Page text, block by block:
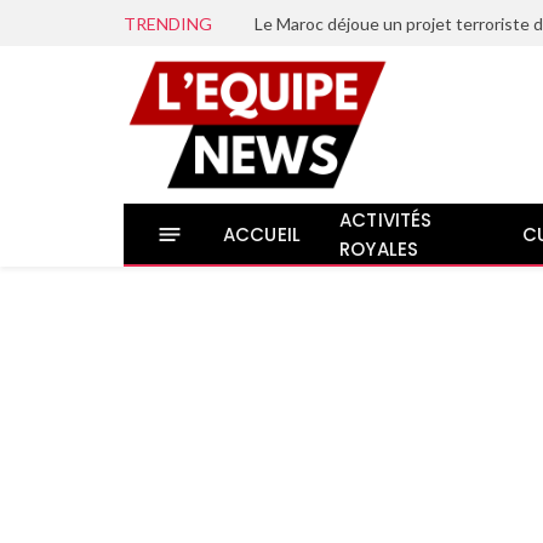
TRENDING
ACCUEIL
ACTIVITÉS
ROYALES